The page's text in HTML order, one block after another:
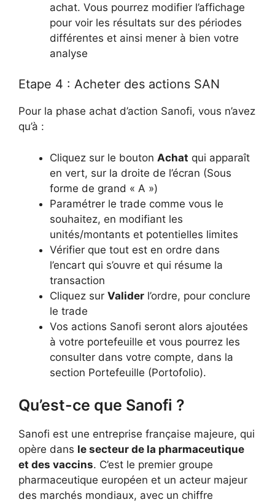
achat. Vous pourrez modifier l’affichage
pour voir les résultats sur des périodes
différentes et ainsi mener à bien votre
analyse
Etape 4 : Acheter des actions SAN
Pour la phase achat d’action Sanofi, vous n’avez
qu’à :
Cliquez sur le bouton Achat qui apparaît
en vert, sur la droite de l’écran (Sous
forme de grand « A »)
Paramétrer le trade comme vous le
souhaitez, en modifiant les
unités/montants et potentielles limites
Vérifier que tout est en ordre dans
l’encart qui s’ouvre et qui résume la
transaction
Cliquez sur Valider l’ordre, pour conclure
le trade
Vos actions Sanofi seront alors ajoutées
à votre portefeuille et vous pourrez les
consulter dans votre compte, dans la
section Portefeuille (Portofolio).
Qu’est-ce que Sanofi ?
Sanofi est une entreprise française majeure, qui
opère dans le secteur de la pharmaceutique
et des vaccins. C’est le premier groupe
pharmaceutique européen et un acteur majeur
des marchés mondiaux, avec un chiffre